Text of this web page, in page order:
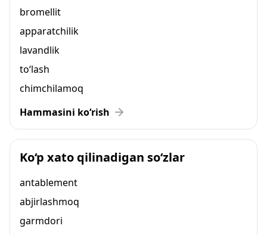
bromellit
apparatchilik
lavandlik
to‘lash
chimchilamoq
Hammasini ko‘rish
Ko‘p xato qilinadigan so‘zlar
antablement
abjirlashmoq
garmdori